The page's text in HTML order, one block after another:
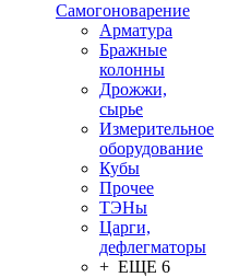
Самогоноварение
Арматура
Бражные
колонны
Дрожжи,
сырье
Измерительное
оборудование
Кубы
Прочее
ТЭНы
Царги,
дефлегматоры
+ ЕЩЕ 6